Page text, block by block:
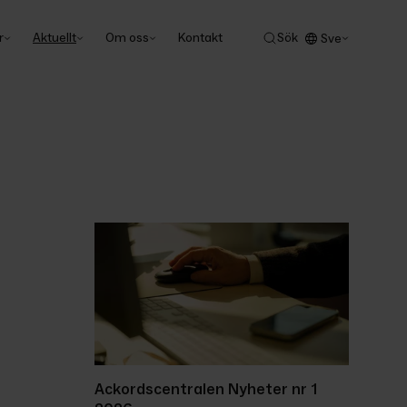
Aktuellt Om oss Kontakt Sök Sve
Ackordscentralen Nyheter nr 1